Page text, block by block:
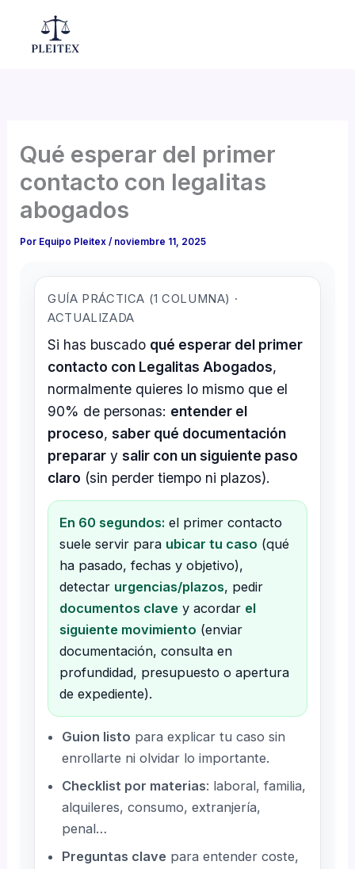
contenido
Qué esperar del primer
contacto con legalitas
abogados
Por Equipo Pleitex/ noviembre 11, 2025
GUÍA PRÁCTICA (1 COLUMNA) ·
ACTUALIZADA
Si has buscado qué esperar del primer
contacto con Legalitas Abogados,
normalmente quieres lo mismo que el
90% de personas: entender el
proceso,saber qué documentación
preparar ysalir con un siguiente paso
claro (sin perder tiempo ni plazos).
En 60 segundos: el primer contacto
suele servir para ubicar tu caso (qué
ha pasado, fechas y objetivo),
detectar urgencias/plazos, pedir
documentos clave y acordar el
siguiente movimiento (enviar
documentación, consulta en
profundidad, presupuesto o apertura
de expediente).
Guion listo para explicar tu caso sin
enrollarte ni olvidar lo importante.
Checklist por materias: laboral, familia,
alquileres, consumo, extranjería,
penal…
Preguntas clave para entender coste,